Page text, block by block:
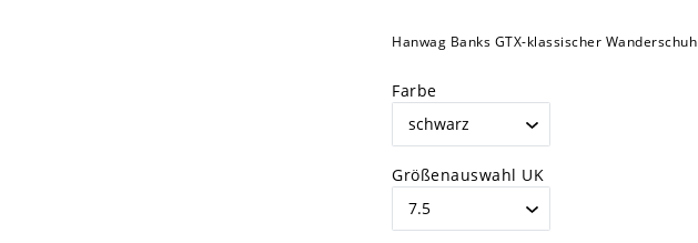
Hanwag Banks GTX-klassischer Wanderschuh
Farbe
Größenauswahl UK